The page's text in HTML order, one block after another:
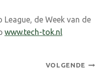
de Week van de
www.tech-tok.nl
VOLGENDE